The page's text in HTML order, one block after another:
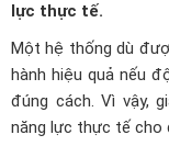
lực thực tế.
Một hệ thống dù
hành hiệu quả nếu
đúng cách. Vì vậy,
năng lực thực tế cho